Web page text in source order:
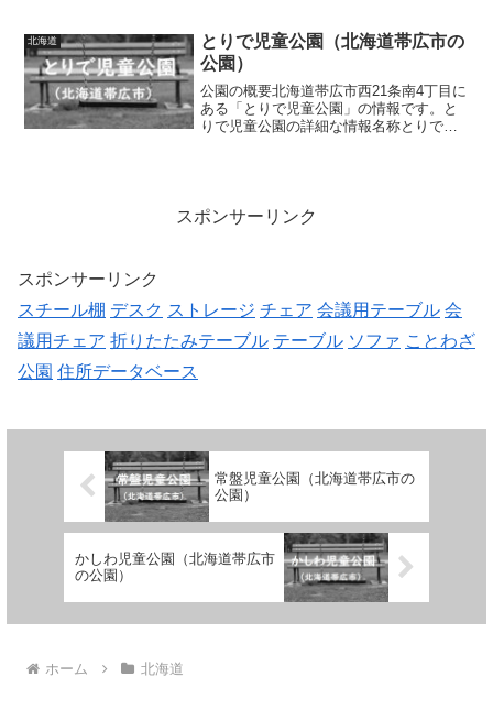
築山、複合遊具（滑り台、砂場、アスレ
チック遊具...
北海道
とりで児童公園（北海道帯広市の
公園）
公園の概要北海道帯広市西21条南4丁目に
ある「とりで児童公園」の情報です。と
りで児童公園の詳細な情報名称とりで児
スポンサーリンク
スポンサーリンク
スチール棚 デスク ストレージ チェア 会議用テーブル 会
議用チェア 折りたたみテーブル テーブル ソファ ことわざ
公園 住所データベース
常盤児童公園（北海道帯広市の
公園）
かしわ児童公園（北海道帯広市
の公園）
ホーム 北海道